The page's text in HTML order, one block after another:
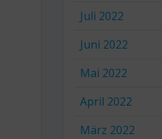
Juli 2022
Juni 2022
Mai 2022
April 2022
März 2022